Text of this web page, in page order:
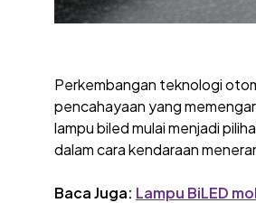
Perkembangan teknologi
pencahayaan yang
lampu biled mulai menjadi
dalam cara kendaraan
Baca Juga: Lampu BiLED